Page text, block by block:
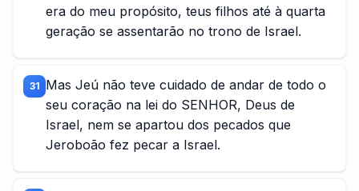
era do meu propósito, teus filhos até à quarta
geração se assentarão no trono de Israel.
31 Mas Jeú não teve cuidado de andar de todo o
seu coração na lei do SENHOR, Deus de
Israel, nem se apartou dos pecados que
Jeroboão fez pecar a Israel.